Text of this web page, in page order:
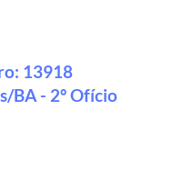
13918
BA - 2º Ofício